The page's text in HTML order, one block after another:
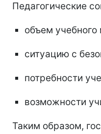
Педагогические
объем учебного
ситуацию с
потребности
возможности
Таким образом,